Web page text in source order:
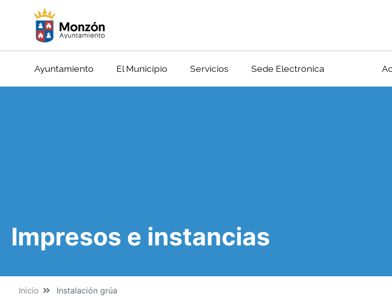
Ayuntamiento El Municipio Servicios Sede Electrónica
Impresos e instancias
Inicio Instalación grúa